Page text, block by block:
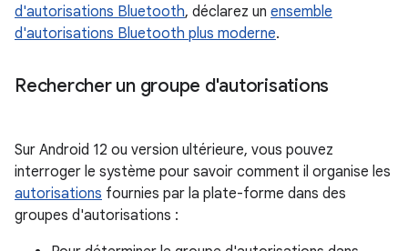
d'autorisations Bluetooth, déclarez un ensemble
d'autorisations Bluetooth plus moderne.
Rechercher un groupe d'autorisations
Sur Android 12 ou version ultérieure, vous pouvez
interroger le système pour savoir comment il organise les
autorisations fournies par la plate-forme dans des
groupes d'autorisations :